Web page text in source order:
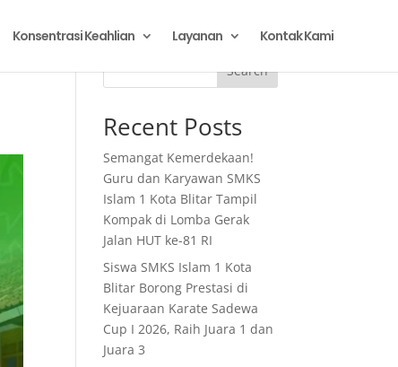
Konsentrasi Keahlian Layanan Kontak Kami
Search
Recent Posts
Semangat Kemerdekaan!
Guru dan Karyawan SMKS
Islam 1 Kota Blitar Tampil
Kompak di Lomba Gerak
Jalan HUT ke-81 RI
Siswa SMKS Islam 1 Kota
Blitar Borong Prestasi di
Kejuaraan Karate Sadewa
Cup I 2026, Raih Juara 1 dan
Juara 3